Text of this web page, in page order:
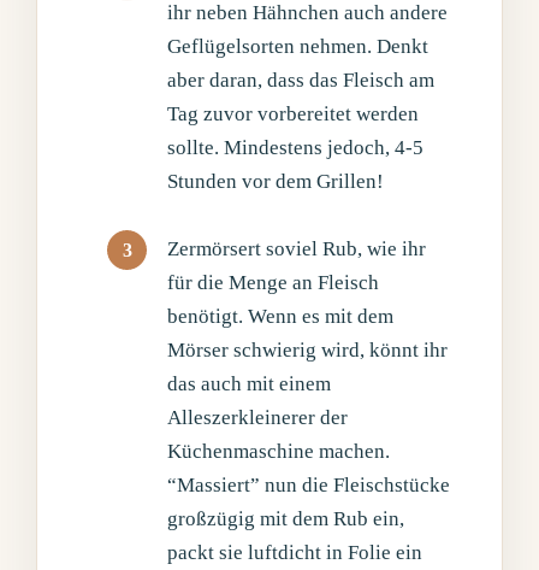
ihr neben Hähnchen auch andere
Geflügelsorten nehmen. Denkt
aber daran, dass das Fleisch am
Tag zuvor vorbereitet werden
sollte. Mindestens jedoch, 4-5
Stunden vor dem Grillen!
Zermörsert soviel Rub, wie ihr
für die Menge an Fleisch
benötigt. Wenn es mit dem
Mörser schwierig wird, könnt ihr
das auch mit einem
Alleszerkleinerer der
Küchenmaschine machen.
“Massiert” nun die Fleischstücke
großzügig mit dem Rub ein,
packt sie luftdicht in Folie ein